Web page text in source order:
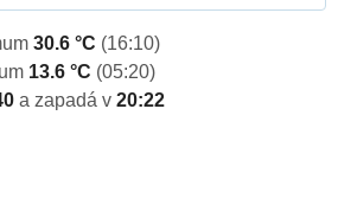
30.6 °C (16:10)
13.6 °C (05:20)
a zapadá v 20:22